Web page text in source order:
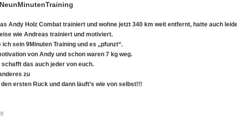
Andy Holz Combat trainiert und wohne jetzt 340 km weit entfernt, hatte auch
wie Andreas trainiert und motiviert.
sein 9Minuten Training und es „pfunzt“.
von Andy und schon waren 7 kg weg.
das auch jeder von euch.
zu
ersten Ruck und dann läuft’s wie von selbst!!!